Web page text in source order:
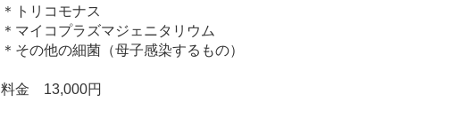
＊トリコモナス
＊マイコプラズマジェニタリウム
＊その他の細菌（母子感染するもの）
料金 13,000円